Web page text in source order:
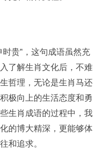
贵”，这句成语虽然充
了解生肖文化后，不难
哲理，无论是生肖马还
极向上的生活态度和勇
生肖成语的过程中，我
的博大精深，更能够体
和追求。